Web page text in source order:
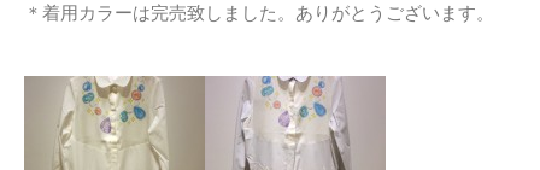
＊着用カラーは完売致しました。ありがとうございます。